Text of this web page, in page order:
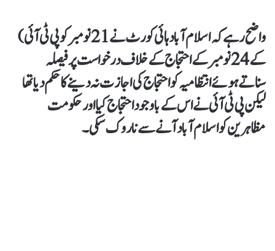
واضح رہےکہ اسلام آباد ہائی کورٹ نے 21 نومبر کو پی ٹی آئی)
کے 24 نومبر کے احتجاج کے خلاف درخواست پر فیصلہ
سناتےہوئے انتظامیہ کو احتجاج کی اجازت نہ دینےکا حکم دیا تھا
لیکن پی ٹی آئی نے اس کے باوجود احتجاج کیا اور حکومت
مظاہرین کو اسلام آباد آنے سے نا روک سکی۔